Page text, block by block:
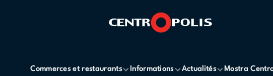
Commerces et restaurants Informations Actualités Mostra